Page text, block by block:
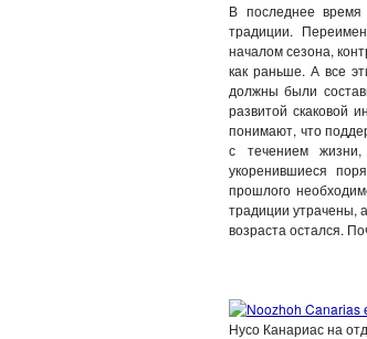
В последнее
традиции.
началом сезона,
как раньше. А все
должны были
развитой скаковой
понимают, что
с течением жизни,
укоренившиеся
прошлого
традиции утрачены,
возраста остался.
Нусо Канариас на